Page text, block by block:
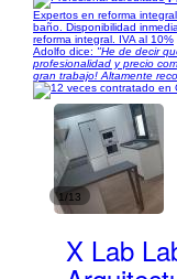
Expertos en reforma
baño. Disponibilidad
reforma integral. IVA al 10%
Adolfo dice: "He de decir
profesionalidad y precio
gran trabajo! Altamente
1/13
X Lab